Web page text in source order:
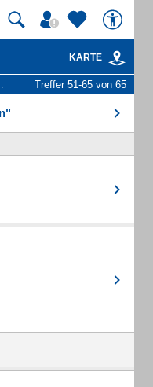
KARTE
Treffer 51-65 von 65